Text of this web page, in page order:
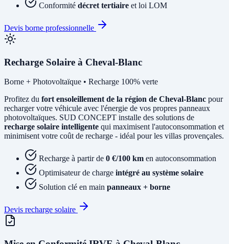
Conformité décret tertiaire et loi LOM
Devis borne professionnelle
Recharge Solaire à Cheval-Blanc
Borne + Photovoltaïque • Recharge 100% verte
Profitez du fort ensoleillement de la région de Cheval-Blanc pour
recharger votre véhicule avec l'énergie de vos propres panneaux
photovoltaïques. SUD CONCEPT installe des solutions de
recharge solaire intelligente qui maximisent l'autoconsommation et
minimisent votre coût de recharge - idéal pour les villas provençales.
Recharge à partir de 0 €/100 km en autoconsommation
Optimisateur de charge intégré au système solaire
Solution clé en main panneaux + borne
Devis recharge solaire